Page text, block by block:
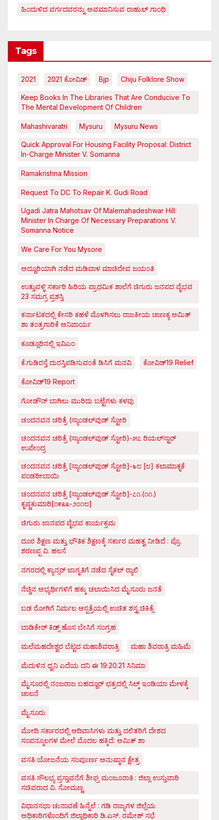
ಹಿಂದುಳಿದ ವರ್ಗದವರನ್ನು ಅವಮಾನಿಸುವ ರಾಹುಲ್ ಗಾಂಧಿ
Tags
2021 2021 ಕೋವಿಡ್‌ Bjp Chiju Folklore Show
Keep Books In The Libraries That Are Conducive To
The Mental Development Of Children
Mahashivaratri Mysuru Mysuru News
Quick Approval For Housing Facility Proposal: District
In-Charge Minister V. Somanna
Ramakrishna Mission
Request To DC To Repair K. Gudi Road
Ugadi Jatra Mahotsav Of Malemahadeshwar Hill:
Minister In Charge Of Necessary Preparations V.
Somanna Notice
We Care For You Mysore
ಅದ್ದೂರಿಯಾಗಿ ನಡೆದ ಮಡಿವಾಳ ಮಾಚಿದೇವ ಜಯಂತಿ
ಉತ್ತುವಳ್ಳಿ ಸರ್ಕಾರಿ ಹಿರಿಯ ಪ್ರಾಥಮಿಕ ಶಾಲೆಗೆ ಚಿಗುರು ಜನಪದ ವೈಭವ
23 ಸಮಗ್ರ ಪ್ರಶಸ್ತಿ
ಕರ್ನಾಟಕದಲ್ಲಿ ಕೇಸರಿ ಕಹಳೆ ಮೊಳಗಿಸಲು ರಾಜಕೀಯ ಚಾಣಕ್ಯ ಅಮಿತ್
ಶಾ ತಂತ್ರಗಾರಿಕೆ ಅನಿವಾರ್ಯ
ಕೂಡ್ಲೂರಿನಲ್ಲಿ ಇವಿಎಂ
ಕೆ.ಗುಡಿರಸ್ತೆ ದುರಸ್ತಿಪಡಿಸುವಂತೆ ಡಿಸಿಗೆ ಮನವಿ ಕೋವಿಡ್‌19 Relief
ಕೋವಿಡ್‌19 Report
ಗೋಡೌನ್ ಬಾಗಿಲು ಮುರಿದು ಬಟ್ಟೆಗಳು ಕಳವು
ಚಂದನವನ ಚರಿತ್ರೆ (ಸ್ಯಾಂಡಲ್‌ವುಡ್ ಸ್ಟೋರಿ
ಚಂದನವನ ಚರಿತ್ರೆ (ಸ್ಯಾಂಡಲ್‌ವುಡ್ ಸ್ಟೋರಿ)-೫೭ ರಿಯಲ್‌ಸ್ಟಾರ್
ಉಪೇಂದ್ರ
ಚಂದನವನ ಚರಿತ್ರೆ [ಸ್ಯಾಂಡಲ್‌ವುಡ್ ಸ್ಟೋರಿ]-೬೮ [೮] ಕಲಾಮಾತೃಕೆ
ಪಂಡರೀಬಾಯಿ
ಚಂದನವನ ಚರಿತ್ರೆ [ಸ್ಯಾಂಡಲ್‌ವುಡ್ ಸ್ಟೋರಿ]-೭೧.(೧೧.)
ಕೃಷ್ಣಕುಮಾರಿ[೧೯೩೩-೨೦೧೮]
ಚಿಗುರು ಜಾನಪದ ವೈಭವ ಕಾರ್ಯಕ್ರಮ
ದೂರ ಶಿಕ್ಷಣ ಮತ್ತು ಭೌತಿಕ ಶಿಕ್ಷಣಕ್ಕೆ ಸರ್ಕಾರ ಮಹತ್ವ ನೀಡಿದೆ : ಪ್ರೊ.
ಶರಣಪ್ಪ ವಿ. ಹಲಸೆ
ನಗರದಲ್ಲಿ ಕ್ಯಾನ್ಸರ್ ಜಾಗೃತಿಗೆ ನಡೆದ ಸೈಕಲ್ ರ್‍ಯಾಲಿ
ನೆಚ್ಚಿನ ಅಭ್ಯರ್ಥಿಗಳಿಗೆ ಹಕ್ಕು ಚಲಾಯಿಸಿದ ಮೈಸೂರು ಜನತೆ
ಬಡ ರೋಗಿಗೆ ನಿರ್ಮಲ ಆಸ್ಪತ್ರೆಯಲ್ಲಿ ಉಚಿತ ಶಸ್ತೃ ಚಿಕಿತ್ಸೆ
ಬಾಡಿಕೇರ್ ಕಿಡ್ಸ್ ಹೊಸ ಬೇಸಿಗೆ ಸಂಗ್ರಹ
ಮಲೆಮಹದೇಶ್ವರ ಬೆಟ್ಟದ ಮಹಾಶಿವರಾತ್ರಿ ಮಹಾ ಶಿವರಾತ್ರಿ ಮಹಿಮೆ
ಮೆದುಳಿನ ಧ್ವನಿ ಎದೆಯ ದನಿ ಈ 19.20.21 ಸಿನಿಮಾ
ಮೈಸೂರಲ್ಲಿ ನಂಜರಾಜ ಬಹದ್ದೂರ್ ಛತ್ರದಲ್ಲಿ ಸಿಲ್ಕ್ ಇಂಡಿಯಾ ಮೇಳಕ್ಕೆ
ಚಾಲನೆ
ಮೈಸೂರು
ಮೋದಿ ಸರ್ಕಾರದಲ್ಲಿ ಆದಿವಾಸಿಗಳು ಮತ್ತು ದಲಿತರಿಗೆ ದೇಶದ
ಸಂಪನ್ಮೂಲಗಳ ಮೇಲೆ ಮೊದಲ ಹಕ್ಕಿದೆ: ಅಮಿತ್ ಶಾ
ವಸತಿ ಯೋಜನೆಯ ಸಂಪೂರ್ಣ ಅನುಷ್ಠಾನ ಕ್ಷೇತ್ರ
ವಸತಿ ಸೌಲಭ್ಯ ಪ್ರಸ್ತಾವನೆಗೆ ಶೀಘ್ರ ಮಂಜೂರಾತಿ : ಜಿಲ್ಲಾ ಉಸ್ತುವಾರಿ
ಸಚಿವರಾದ ವಿ. ಸೋಮಣ್ಣ
ವಿಧಾನಸಭಾ ಚುನಾವಣೆ ಹಿನ್ನೆಲೆ : ಗಡಿ ರಾಜ್ಯಗಳ ಜಿಲ್ಲೆಯ
ಅಧಿಕಾರಿಗಳೊಂದಿಗೆ ಜಿಲ್ಲಾಧಿಕಾರಿ ಡಿ.ಎಸ್. ರಮೇಶ್ ಸಭೆ